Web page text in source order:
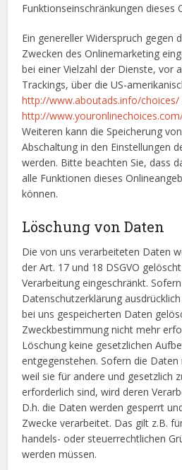
Funktionseinschränkungen dieses
Ein genereller Widerspruch gegen
Zwecken des Onlinemarketing
bei einer Vielzahl der Dienste, vor
Trackings, über die US-
http://www.aboutads.info/choices/
http://
Weiteren kann die Speicherung
Abschaltung in den Einstellungen
werden. Bitte beachten Sie, dass
alle Funktionen dieses
können.
Löschung von Daten
Die von uns verarbeiteten Daten
der Art. 17 und 18 DSGVO
Verarbeitung eingeschränkt.
Datenschutzerklärung
bei uns gespeicherten Daten
Zweckbestimmung nicht mehr
Löschung keine gesetzlichen
entgegenstehen. Sofern die
weil sie für andere und gesetzlich
erforderlich sind, wird deren
D.h. die Daten werden gesperrt
Zwecke verarbeitet. Das gilt z.B.
handels- oder steuerrechtlichen
werden müssen.